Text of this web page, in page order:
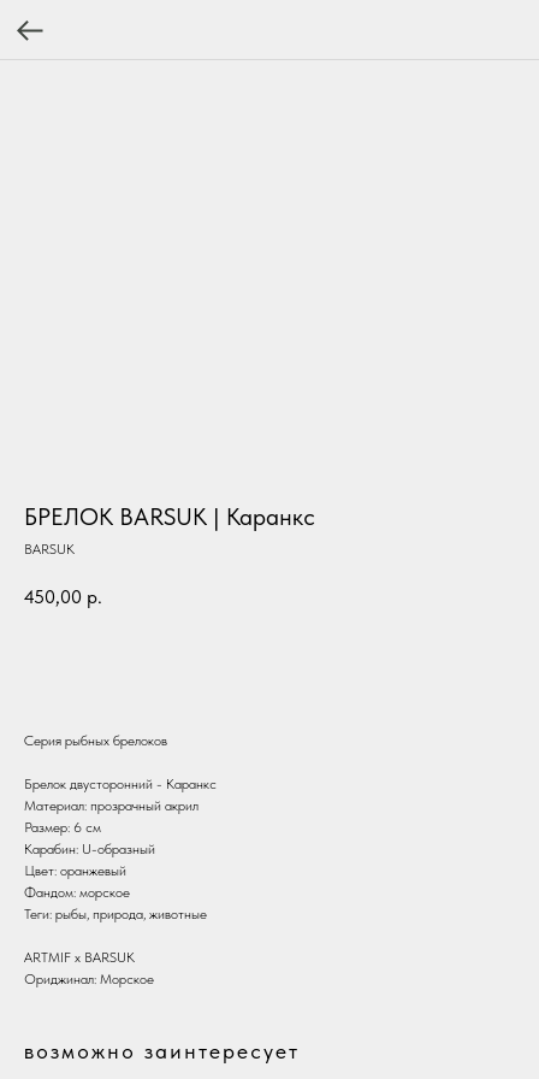
БРЕЛОК BARSUK | Каранкс
BARSUK
450,00 р.
Серия рыбных брелоков
Брелок двусторонний - Каранкс
Материал: прозрачный акрил
Размер: 6 см
Карабин: U-образный
Цвет: оранжевый
Фандом: морское
Теги: рыбы, природа, животные
ARTMIF х BARSUK
Ориджинал: Морское
возможно заинтересует